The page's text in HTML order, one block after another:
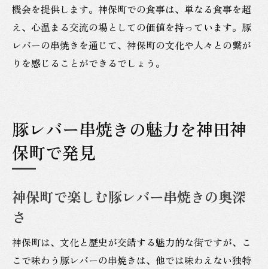
機会を提供します。神保町での食事は、単なる食事を超
え、心温まる交流の場としての価値を持っています。豚
レバーの串焼きを通じて、神保町の文化や人々との繋が
りを感じることができるでしょう。
豚レバー串焼きの魅力を神田神
保町で発見
神保町で楽しむ豚レバー串焼きの奥深
さ
神保町は、文化と歴史が交錯する魅力的な街ですが、こ
こで味わう豚レバーの串焼きは、他では味わえない独特